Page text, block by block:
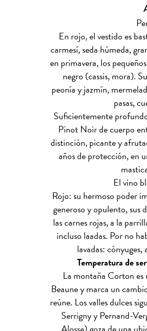
En rojo, el vestido es
carmesí, seda húmeda,
en primavera, los
negro (cassis, mora).
peonía y jazmín,
pasas,
Suficientemente
Pinot Noir de cuerpo
distinción, picante y
años de protección, en
El vino
Rojo: su hermoso poder
generoso y opulento, sus
las carnes rojas, a la
incluso laadas. Por no
lavadas:
Temperatura de
La montaña Corton es
Beaune y marca un
reúne. Los valles dulces
Serrigny y Pernand-